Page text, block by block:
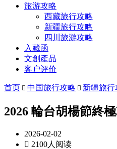
旅游攻略
西藏旅行攻略
新疆旅行攻略
四川旅游攻略
入藏函
文創產品
客户评价
首页  中国旅行攻略  新疆旅行
2026 輪台胡楊節終
2026-02-02
 2100人阅读